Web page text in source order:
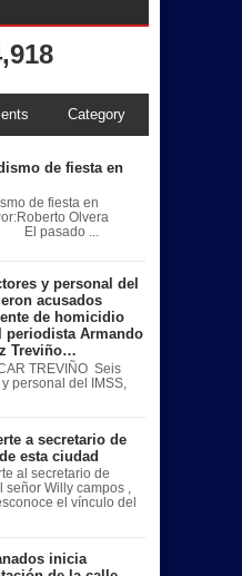
Category
de fiesta en
de fiesta en
Olvera
pasado ...
y personal del
acusados
de homicidio
periodista Armando
Treviño…
TREVIÑO Seis
personal del IMSS,
a secretario de
esta ciudad
al secretario de
señor Willy campos ,
el vínculo del
inicia